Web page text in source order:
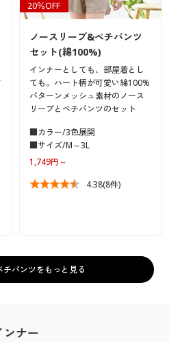
20％OFF
ノースリーブ&ペチパンツ
セット(綿100%)
インナーとしても、部屋着とし
ても。ハート柄が可愛い綿100%
パターンメッシュ素材のノース
リーブとペチパンツのセット
■カラー/3色展開
■サイズ/M～3L
1,749円～
4.38(8件)
パンツをもっと見る
ンナー